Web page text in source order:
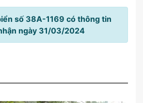
số 38A-1169 có thông tin
ngày 31/03/2024